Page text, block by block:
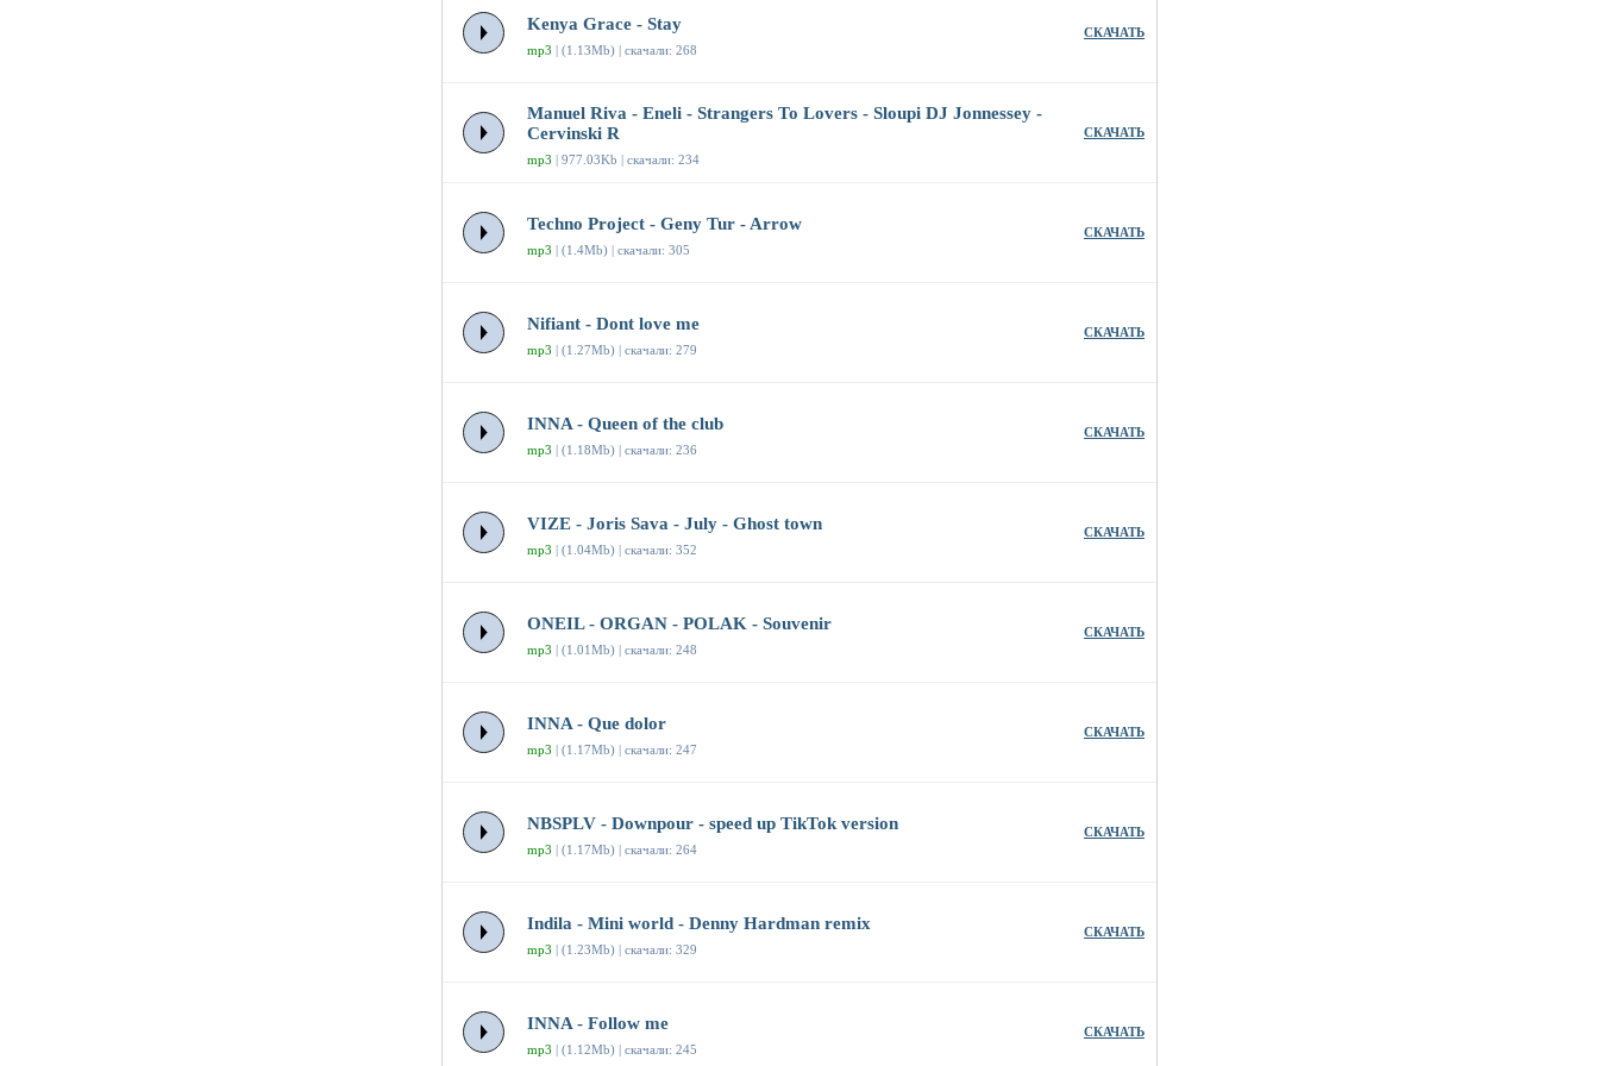
Kenya Grace - Stay
mp3 | (1.13Mb) | скачали: 268
СКАЧАТЬ
Manuel Riva - Eneli - Strangers To Lovers - Sloupi DJ Jonnessey -
Cervinski R
mp3 | 977.03Kb | скачали: 234
СКАЧАТЬ
Techno Project - Geny Tur - Arrow
mp3 | (1.4Mb) | скачали: 305
СКАЧАТЬ
Nifiant - Dont love me
mp3 | (1.27Mb) | скачали: 279
СКАЧАТЬ
INNA - Queen of the club
mp3 | (1.18Mb) | скачали: 236
СКАЧАТЬ
VIZE - Joris Sava - July - Ghost town
mp3 | (1.04Mb) | скачали: 352
СКАЧАТЬ
ONEIL - ORGAN - POLAK - Souvenir
mp3 | (1.01Mb) | скачали: 248
СКАЧАТЬ
INNA - Que dolor
mp3 | (1.17Mb) | скачали: 247
СКАЧАТЬ
NBSPLV - Downpour - speed up TikTok version
mp3 | (1.17Mb) | скачали: 264
СКАЧАТЬ
Indila - Mini world - Denny Hardman remix
mp3 | (1.23Mb) | скачали: 329
СКАЧАТЬ
INNA - Follow me
mp3 | (1.12Mb) | скачали: 245
СКАЧАТЬ